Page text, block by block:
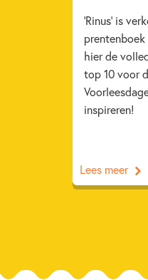
'Rinus' is
hier de
top 10 voor
inspireren!
Lees meer